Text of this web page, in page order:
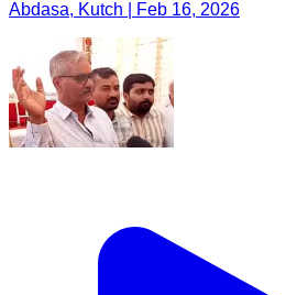
Abdasa, Kutch | Feb 16, 2026